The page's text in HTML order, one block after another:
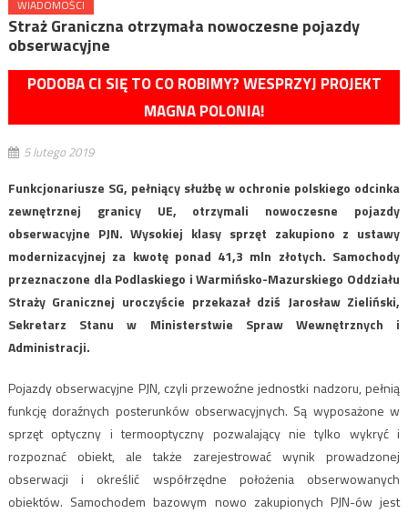
WIADOMOŚCI
Straż Graniczna otrzymała nowoczesne pojazdy
obserwacyjne
PODOBA CI SIĘ TO CO ROBIMY? WESPRZYJ PROJEKT
MAGNA POLONIA!
5 lutego 2019
Funkcjonariusze SG, pełniący służbę w ochronie polskiego odcinka
zewnętrznej granicy UE, otrzymali nowoczesne pojazdy
obserwacyjne PJN. Wysokiej klasy sprzęt zakupiono z ustawy
modernizacyjnej za kwotę ponad 41,3 mln złotych. Samochody
przeznaczone dla Podlaskiego i Warmińsko-Mazurskiego Oddziału
Straży Granicznej uroczyście przekazał dziś Jarosław Zieliński,
Sekretarz Stanu w Ministerstwie Spraw Wewnętrznych i
Administracji.
Pojazdy obserwacyjne PJN, czyli przewoźne jednostki nadzoru, pełnią
funkcję doraźnych posterunków obserwacyjnych. Są wyposażone w
sprzęt optyczny i termooptyczny pozwalający nie tylko wykryć i
rozpoznać obiekt, ale także zarejestrować wynik prowadzonej
obserwacji i określić współrzędne położenia obserwowanych
obiektów. Samochodem bazowym nowo zakupionych PJN-ów jest